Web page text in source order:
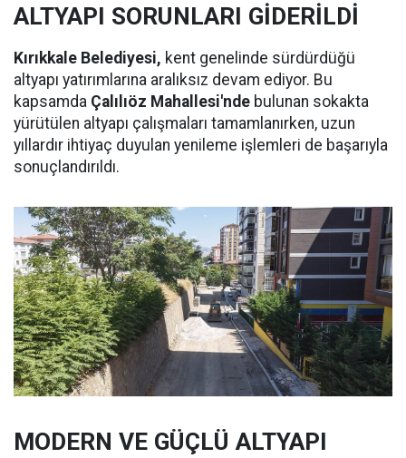
ALTYAPI SORUNLARI GİDERİLDİ
Kırıkkale Belediyesi, kent genelinde sürdürdüğü
altyapı yatırımlarına aralıksız devam ediyor. Bu
kapsamda Çalılıöz Mahallesi'nde bulunan sokakta
yürütülen altyapı çalışmaları tamamlanırken, uzun
yıllardır ihtiyaç duyulan yenileme işlemleri de başarıyla
sonuçlandırıldı.
MODERN VE GÜÇLÜ ALTYAPI